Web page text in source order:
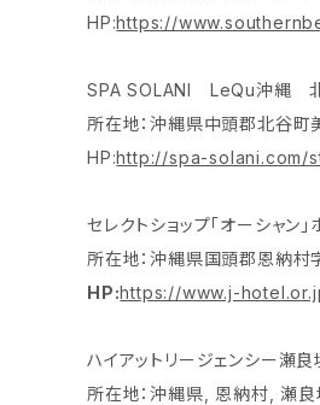
HP:https://
SPA SOLANI LeQu沖縄 北
所在地：沖縄県中頭郡北谷町
HP:http://spa-solani.com/
セレクトショップ「オーシャン
所在地：沖縄県国頭郡恩納村
HP:https://www.j-
ハイアットリージェンシー瀬
所在地：沖縄県, 恩納村, 瀬良